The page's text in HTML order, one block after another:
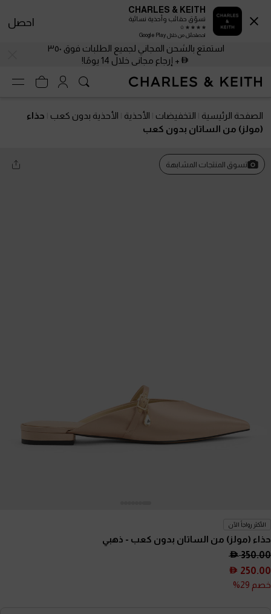
استمتع بالشحن المجاني لجميع الطلبات فوق ٣٥٠
+ إرجاع مجاني خلال 14 يومًا!
الصفحة الرئيسية التخفيضات الأحذية الأحذية بدون كعب
حذاء
(مولز) من الساتان بدون كعب
تسوق المنتجات المشابهة
الأكثر رواجاً الآن
حذاء (مولز) من الساتان بدون كعب - ذهبي
350.00
250.00
خصم 29%
CHARLES & KEITH
تسوّق حقائب وأحذية نسائية
احصلحمّل من خلال Google Play
احصل